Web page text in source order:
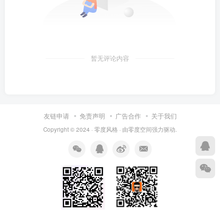
暂无评论内容
友链申请 免责声明 广告合作 关于我们
Copyright © 2024 · 零度风格 · 由零度空间强力驱动.